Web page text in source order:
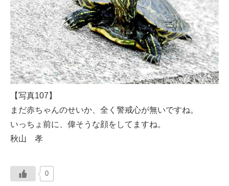
【写真107】
まだ赤ちゃんのせいか、全く警戒心が無いですね。
いっちょ前に、偉そうな顔をしてますね。
秋山 孝
0